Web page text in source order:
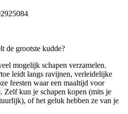
de grootste kudde?
mogelijk schapen verzamelen.
leidt langs ravijnen, verleidelijke
feesten waar een maaltijd voor
Zelf kun je schapen kopen (mits je
of het geluk hebben ze van je